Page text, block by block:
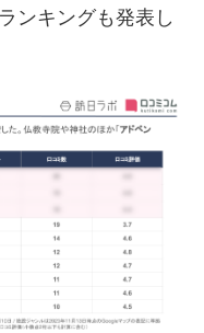
ンキングも発表し